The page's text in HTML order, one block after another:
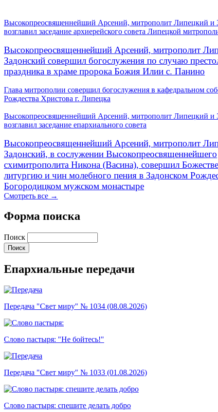
Высокопреосвященнейший Арсений, митрополит Липецкий и
возглавил заседание архиерейского совета Липецкой
Высокопреосвященнейший Арсений, митрополит
Задонский совершил богослужения по случаю
праздника в храме пророка Божия Илии с. Панино
Глава митрополии совершил богослужения в кафедральном
Рождества Христова г. Липецка
Высокопреосвященнейший Арсений, митрополит Липецкий и
возглавил заседание епархиального совета
Высокопреосвященнейший Арсений, митрополит
Задонский, в сослужении Высокопреосвященнейшего
схимитрополита Никона (Васина), совершил
литургию и чин молебного пения в Задонском
Богородицком мужском монастыре
Смотреть все →
Форма поиска
Поиск
Епархиальные передачи
Передача "Свет миру" № 1034 (08.08.2026)
Слово пастыря: "Не бойтесь!"
Передача "Свет миру" № 1033 (01.08.2026)
Слово пастыря: спешите делать добро